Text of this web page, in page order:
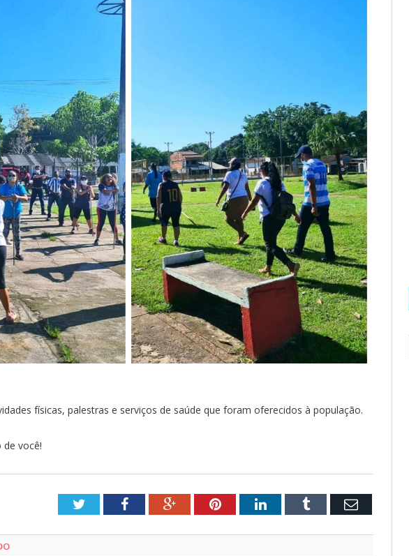
físicas, palestras e serviços de saúde que foram oferecidos à população.
de você!
TwitterFacebookGoogle+PinterestLinkedInTumblr Email